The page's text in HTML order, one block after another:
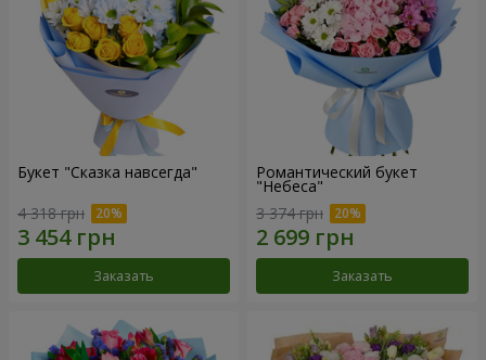
Букет "Сказка навсегда"
4 318 грн
Заказать
Романтический букет
"Небеса"
3 374 грн
Заказать